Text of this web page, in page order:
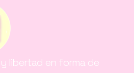
y libertad en forma de